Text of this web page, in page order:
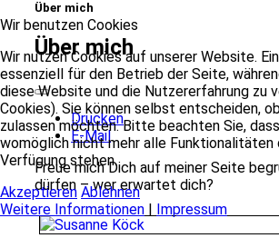
Über mich
Über mich
Drucken
E-Mail
Freue mich Dich auf meiner Seite
dürfen – wer erwartet dich?
Wir benutzen Cookies
Wir nutzen Cookies auf unserer Website.
essenziell für den Betrieb der Seite,
diese Website und die Nutzererfahrung zu
Cookies). Sie können selbst entscheiden,
zulassen möchten. Bitte beachten Sie,
womöglich nicht mehr alle Funktionalitäten
Verfügung stehen.
Akzeptieren Ablehnen
Weitere Informationen | Impressum